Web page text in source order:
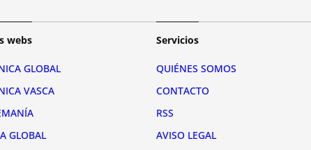
webs
GLOBAL
VASCA
GLOBAL
Servicios
QUIÉNES SOMOS
CONTACTO
RSS
AVISO LEGAL